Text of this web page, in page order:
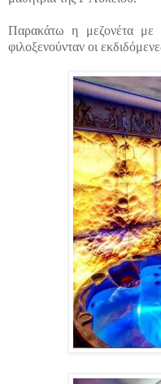
Παρακάτω η μεζονέτα με
φιλοξενούνταν οι